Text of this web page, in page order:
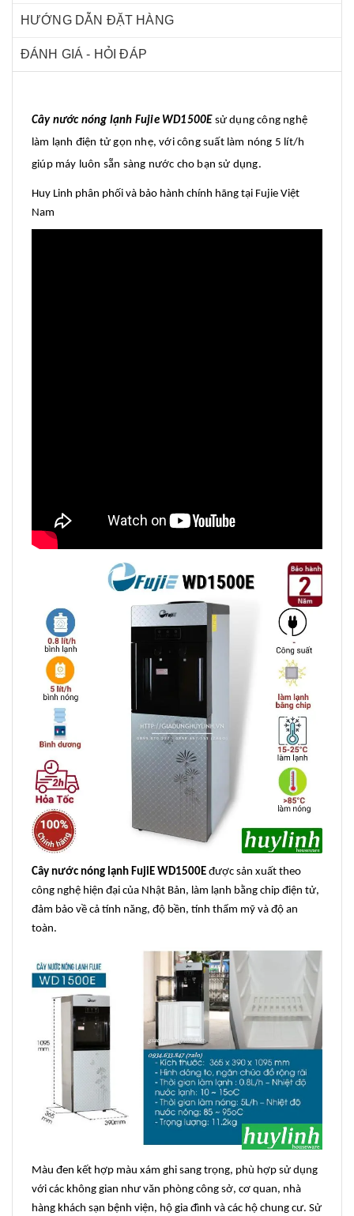
HƯỚNG DẪN ĐẶT HÀNG
ĐÁNH GIÁ - HỎI ĐÁP
Cây nước nóng lạnh Fujie WD1500E sử dụng công nghệ
làm lạnh điện tử gọn nhẹ, với công suất làm nóng 5 lít/h
giúp máy luôn sẵn sàng nước cho bạn sử dụng.
Huy Linh phân phối và bảo hành chính hãng tại Fujie Việt
Nam
Cây nước nóng lạnh FujiE WD1500E được sản xuất theo
công nghệ hiện đại của Nhật Bản, làm lạnh bằng chip điện tử,
đảm bảo về cả tính năng, độ bền, tính thẩm mỹ và độ an
toàn.
Màu đen kết hợp màu xám ghi sang trọng, phù hợp sử dụng
với các không gian như văn phòng công sở, cơ quan, nhà
hàng khách sạn bệnh viện, hộ gia đình và các hộ chung cư. Sử